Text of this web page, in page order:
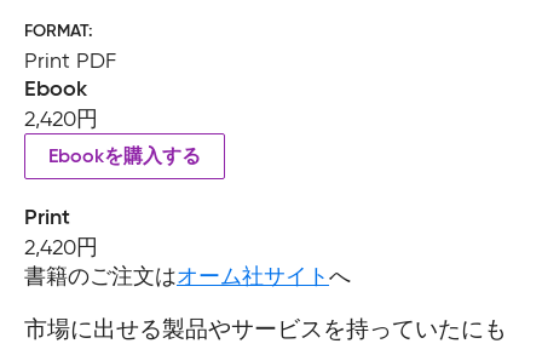
FORMAT
Print PDF
Ebook
2,420円
Ebookを購入する
Print
2,420円
書籍のご注文はオーム社サイトへ
市場に出せる製品やサービスを持っていたにも